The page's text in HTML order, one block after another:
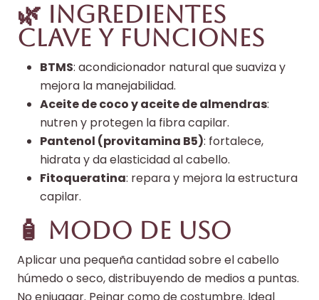
🌿 Ingredientes
clave y funciones
BTMS: acondicionador natural que suaviza y
mejora la manejabilidad.
Aceite de coco y aceite de almendras:
nutren y protegen la fibra capilar.
Pantenol (provitamina B5): fortalece,
hidrata y da elasticidad al cabello.
Fitoqueratina: repara y mejora la estructura
capilar.
🧴 Modo de uso
Aplicar una pequeña cantidad sobre el cabello
húmedo o seco, distribuyendo de medios a puntas.